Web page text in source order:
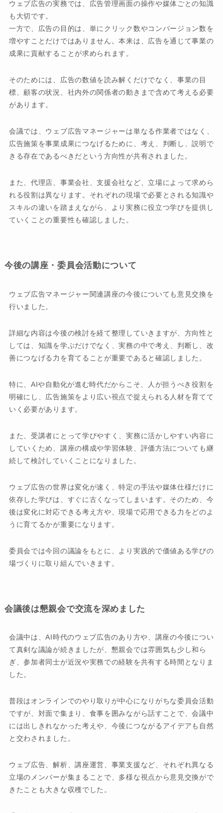
ウェブ広告の実務では、広告管理画面の操作や媒体ごとの知識
も大切です。
一方で、広告の目的は、単にクリック数やコンバージョン数を
増やすことだけではありません。本来は、広告を通じて事業の
成果に貢献することが求められます。
そのためには、広告の数値を読み解くだけでなく、事業の目
標、顧客の状況、社内外の関係者の動きまで含めて考える必要
があります。
会議では、ウェブ広告マネージャーは単なる作業者ではなく、
広告施策を事業成果につなげるために、考え、判断し、説明で
きる存在であるべきだという方向性が共有されました。
また、代理店、事業会社、支援会社など、立場によって求めら
れる役割は異なります。それぞれの現場で必要とされる知識や
スキルの違いを踏まえながら、より実務に役立つ学びを提供し
ていくことの重要性も確認しました。
今後の講座・委員会活動について
ウェブ広告マネージャー関連講座の今後についても意見交換を
行いました。
詳細な内容は今後の検討を経て整理していきますが、方向性と
しては、知識を学ぶだけでなく、実務の中で考え、判断し、改
善につなげる力を育てることが重要であると確認しました。
特に、AIや自動化が進む時代だからこそ、人が担うべき役割を
明確にし、広告施策をより広い視点で捉えられる人材を育てて
いく必要があります。
また、受講者にとって学びやすく、実務に活かしやすい内容に
していくため、講座の構成や学習体験、評価方法についても継
続して検討していくことになりました。
ウェブ広告の世界は変化が速く、特定の手法や媒体仕様だけに
依存した学びは、すぐに古くなってしまいます。そのため、今
後は変化に対応できる考え方や、現場で応用できる力をどのよ
うに育てるかが重要になります。
委員会では今回の議論をもとに、より実践的で価値ある学びの
場づくりに取り組んでいきます。
会議後は懇親会で交流を深めました
会議中は、AI時代のウェブ広告のあり方や、講座の今後につい
て真剣な議論が続きましたが、懇親会では雰囲気も少し和ら
ぎ、参加者同士が近況や実務での経験を共有する時間となりま
した。
普段はオンラインでのやり取りが中心になりがちな委員会活動
ですが、対面で集まり、食事を囲みながら話すことで、会議中
には出しきれなかった考えや、今後につながるアイデアも自然
と交わされました。
ウェブ広告、解析、講座運営、事業支援など、それぞれ異なる
立場のメンバーが集まることで、多様な視点から意見交換がで
きたことも大きな収穫でした。